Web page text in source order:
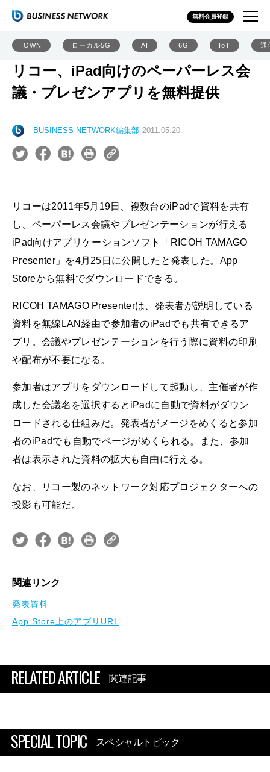
無料会員登録
IOWN ローカル5G AI 6G IoT 通
リコー、iPad向けのペーパーレス会
議・プレゼンアプリを無料提供
BUSINESS NETWORK編集部 2011.05.20
リコーは2011年5月19日、複数台のiPadで資料を共有
し、ペーパーレス会議やプレゼンテーションが行える
iPad向けアプリケーションソフト「RICOH TAMAGO
Presenter」を4月25日に公開したと発表した。App
Storeから無料でダウンロードできる。
RICOH TAMAGO Presenterは、発表者が説明している
資料を無線LAN経由で参加者のiPadでも共有できるア
プリ。会議やプレゼンテーションを行う際に資料の印刷
や配布が不要になる。
参加者はアプリをダウンロードして起動し、主催者が作
成した会議名を選択するとiPadに自動で資料がダウン
ロードされる仕組みだ。発表者がメージをめくると参加
者のiPadでも自動でページがめくられる。また、参加
者は表示された資料の拡大も自由に行える。
なお、リコー製のネットワーク対応プロジェクターへの
投影も可能だ。
関連リンク
発表資料
App Store上のアプリURL
RELATED ARTICLE 関連記事
SPECIAL TOPIC スペシャルトピック